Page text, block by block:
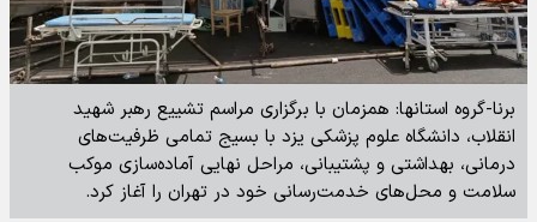
برنا-گروه استانها: همزمان با برگزاری مراسم تشییع رهبر شهید
انقلاب، دانشگاه علوم پزشکی یزد با بسیج تمامی ظرفیت‌های
درمانی، بهداشتی و پشتیبانی، مراحل نهایی آماده‌سازی موکب
سلامت و محل‌های خدمت‌رسانی خود در تهران را آغاز کرد.